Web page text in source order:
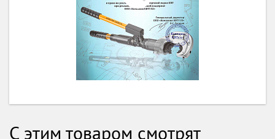
С этим товаром смотрят